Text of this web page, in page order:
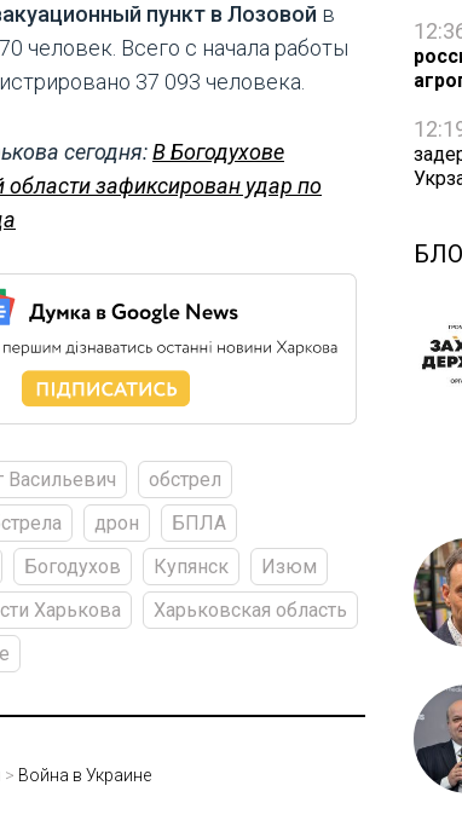
пункт в Лозовой в
человек. Всего с начала работы
37 093 человека.
сегодня:В Богодухове
области зафиксирован удар по
Васильевич
обстрел
дрон
БПЛА
Богодухов Купянск
Изюм
Харькова
Харьковская область
> Война в Украине